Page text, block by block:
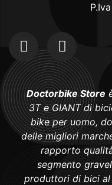
Doctorbike Store
3T e GIANT di
bike per uomo,
delle migliori
rapporto
segmento
produttori di bici al